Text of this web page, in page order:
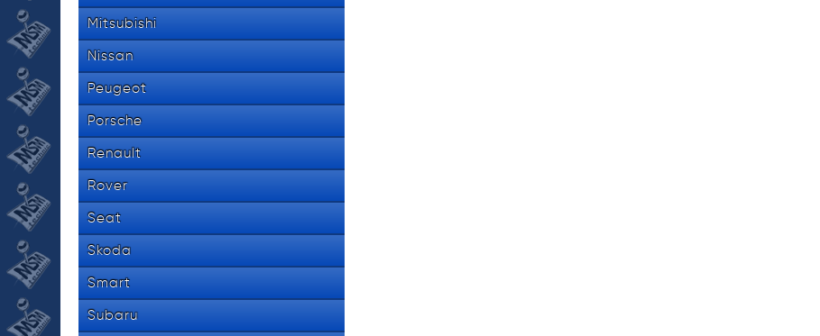
Mitsubishi
Nissan
Peugeot
Porsche
Renault
Rover
Seat
Skoda
Smart
Subaru